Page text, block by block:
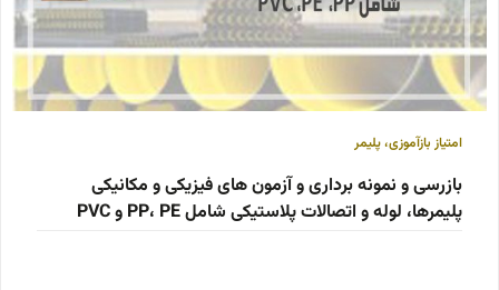
امتیاز بازآموزی،پلیمر
بازرسی و نمونه برداری و آزمون های فیزیکی و مکانیکی
پلیمرها، لوله و اتصالات پلاستیکی شامل PP، PE و PVC